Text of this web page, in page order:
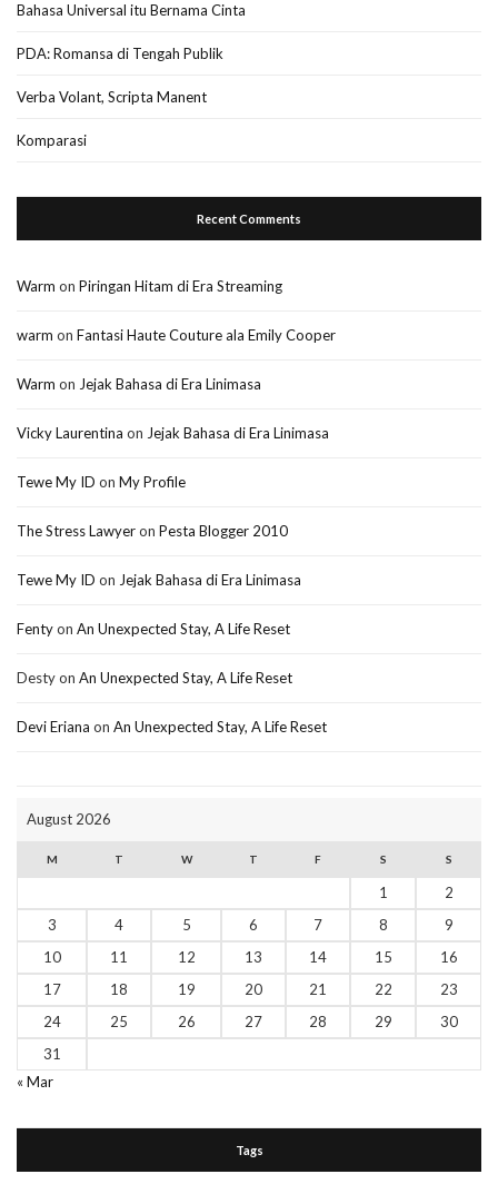
Bahasa Universal itu Bernama Cinta
PDA: Romansa di Tengah Publik
Verba Volant, Scripta Manent
Komparasi
Recent Comments
Warm on Piringan Hitam di Era Streaming
warm on Fantasi Haute Couture ala Emily Cooper
Warm on Jejak Bahasa di Era Linimasa
Vicky Laurentina on Jejak Bahasa di Era Linimasa
Tewe My ID on My Profile
The Stress Lawyeron Pesta Blogger 2010
Tewe My ID on Jejak Bahasa di Era Linimasa
Fentyon An Unexpected Stay, A Life Reset
Destyon An Unexpected Stay, A Life Reset
Devi Eriana on An Unexpected Stay, A Life Reset
August 2026
M T W T F S S
1
2
3
4 5 6 7 8
9
10
11 12 13 14 15
16
17
18 19 20 21 22
23
24
25 26 27 28 29
30
31
« Mar
Tags